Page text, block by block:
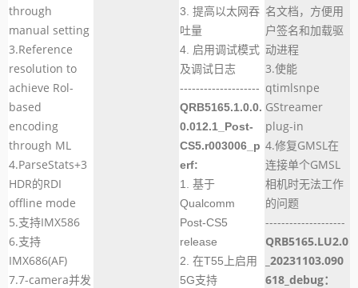
through
manual setting
3.Reference
resolution to
achieve Rol-
based
encoding
through ML
4.ParseStats+3
HDR的RDI
offline mode
5.支持IMX586
6.支持
IMX686(AF)
7.7-camera并发
3. 提高以太网吞
吐量
4. 启用调试模式
及调试日志
--------------------
QRB5165.1.0.0.
0.012.1_Post-
CS5.r003006_p
erf:
1. 基于
Qualcomm
Post-CS5
release
2. 在T55上启用
5G支持
名文档，方便用
户签名和加载驱
动进程
3.使能
qtimlsnpe
GStreamer
plug-in
4.修复GMSL在
连接单个GMSL
相机时无法工作
的问题
--------------------
QRB5165.LU2.0
_20231103.090
618_debug：